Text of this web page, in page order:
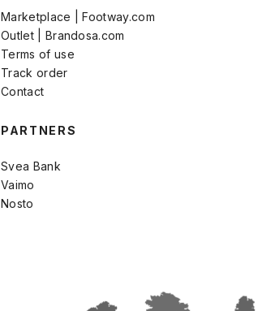
Marketplace | Footway.com
Outlet | Brandosa.com
Terms of use
Track order
Contact
PARTNERS
Svea Bank
Vaimo
Nosto